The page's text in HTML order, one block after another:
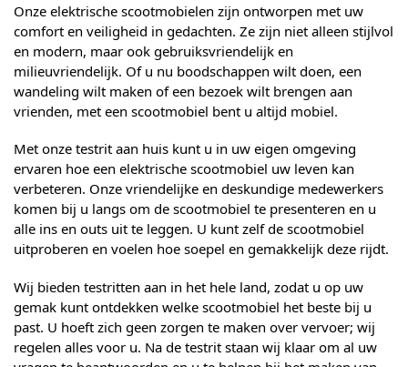
Onze elektrische scootmobielen zijn ontworpen met uw
comfort en veiligheid in gedachten. Ze zijn niet alleen stijlvol
en modern, maar ook gebruiksvriendelijk en
milieuvriendelijk. Of u nu boodschappen wilt doen, een
wandeling wilt maken of een bezoek wilt brengen aan
vrienden, met een scootmobiel bent u altijd mobiel.
Met onze testrit aan huis kunt u in uw eigen omgeving
ervaren hoe een elektrische scootmobiel uw leven kan
verbeteren. Onze vriendelijke en deskundige medewerkers
komen bij u langs om de scootmobiel te presenteren en u
alle ins en outs uit te leggen. U kunt zelf de scootmobiel
uitproberen en voelen hoe soepel en gemakkelijk deze rijdt.
Wij bieden testritten aan in het hele land, zodat u op uw
gemak kunt ontdekken welke scootmobiel het beste bij u
past. U hoeft zich geen zorgen te maken over vervoer; wij
regelen alles voor u. Na de testrit staan wij klaar om al uw